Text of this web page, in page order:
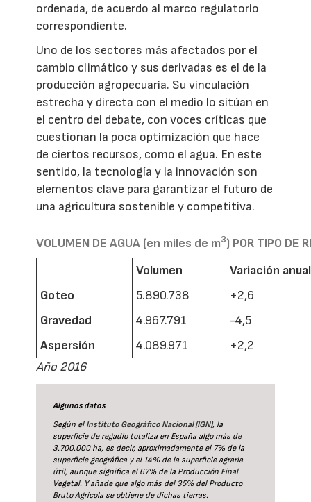
ordenada, de acuerdo al marco regulatorio
correspondiente.
Uno de los sectores más afectados por el
cambio climático y sus derivadas es el de la
producción agropecuaria. Su vinculación
estrecha y directa con el medio lo sitúan en
el centro del debate, con voces críticas que
cuestionan la poca optimización que hace
de ciertos recursos, como el agua. En este
sentido, la tecnología y la innovación son
elementos clave para garantizar el futuro de
una agricultura sostenible y competitiva.
VOLUMEN DE AGUA (en miles de m3) POR TIPO DE
Volumen
Variación
Goteo
5.890.738
+2,6
Gravedad
4.967.791
-4,5
Aspersión
4.089.971
+2,2
Año 2016
Algunos datos
Según el Instituto Geográfico Nacional (IGN), la
superficie de regadío totaliza en España algo más de
3.700.000 ha, es decir, aproximadamente el 7% de la
superficie geográfica y el 14% de la superficie agraria
útil, aunque significa el 67% de la Producción Final
Vegetal. Y añade que algo más del 35% del Producto
Bruto Agrícola se obtiene de dichas tierras.